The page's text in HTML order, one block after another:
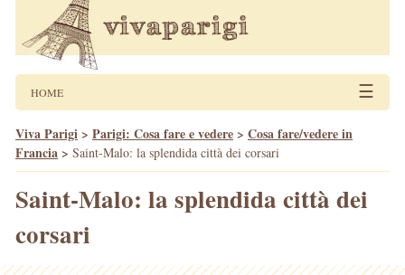
HOME ☰
Viva Parigi > Parigi: Cosa fare e vedere > Cosa fare/vedere in
Francia > Saint-Malo: la splendida città dei corsari
Saint-Malo: la splendida città dei
corsari